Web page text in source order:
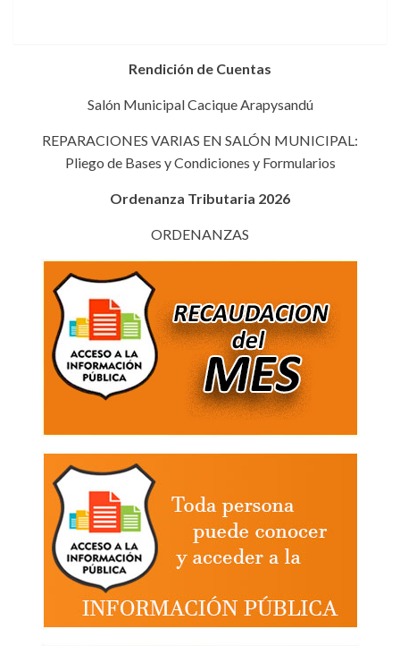
Rendición de Cuentas
Salón Municipal Cacique Arapysandú
REPARACIONES VARIAS EN SALÓN MUNICIPAL:
Pliego de Bases y Condiciones y Formularios
Ordenanza Tributaria 2026
ORDENANZAS